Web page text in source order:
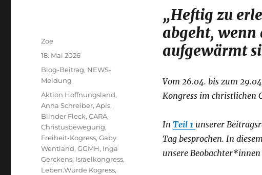
„Heftig zu
abgeht, wenn
aufgewärmt
Vom 26.04. bis zum
Kongress im christlichen
In Teil 1 unserer
Tag besprochen. In
unsere
Autor
Zoe
Veröffentlicht
am
18. Mai 2026
Kategorien
Blog-Beitrag, NEWS-
Meldung
Schlagwörter
Aktion Hoffnungsland,
Anna Schreiber,Apis,
Blinder Fleck,CARA,
Christusbewegung,
Freiheit-Kogress,Gaby
Wentland,GGMH, Inga
Gerckens, Israelkongress,
Leben.Würde Kogress,